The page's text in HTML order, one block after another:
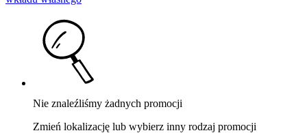
Nie znaleźliśmy żadnych promocji
Zmień lokalizację lub wybierz inny rodzaj promocji